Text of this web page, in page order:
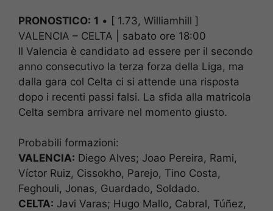
PRONOSTICO: 1 • [ 1.73, Williamhill ]
VALENCIA – CELTA | sabato ore 18:00
Il Valencia è candidato ad essere per il secondo
anno consecutivo la terza forza della Liga, ma
dalla gara col Celta ci si attende una risposta
dopo i recenti passi falsi. La sfida alla matricola
Celta sembra arrivare nel momento giusto.
Probabili formazioni:
VALENCIA: Diego Alves; Joao Pereira, Rami,
Víctor Ruiz, Cissokho, Parejo, Tino Costa,
Feghouli, Jonas, Guardado, Soldado.
CELTA: Javi Varas; Hugo Mallo, Cabral, Túñez,